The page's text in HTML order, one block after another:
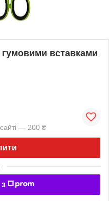
гумовими вставками
— 200 ₴